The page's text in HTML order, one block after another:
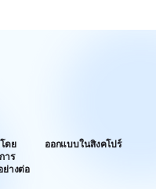
ดย
าร
างต่อ
ออกแบบในสิงคโปร์